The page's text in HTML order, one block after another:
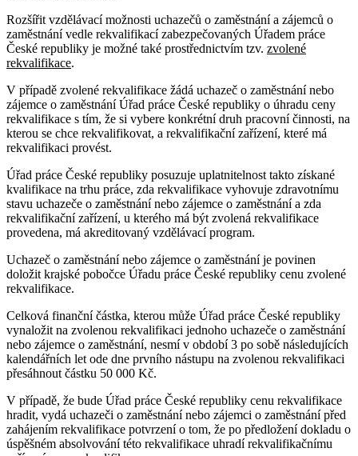
Rozšířit vzdělávací možnosti uchazečů o zaměstnání a zájemců o
zaměstnání vedle rekvalifikací zabezpečovaných Úřadem práce
České republiky je možné také prostřednictvím tzv. zvolené
rekvalifikace.
V případě zvolené rekvalifikace žádá uchazeč o zaměstnání nebo
zájemce o zaměstnání Úřad práce České republiky o úhradu ceny
rekvalifikace s tím, že si vybere konkrétní druh pracovní činnosti, na
kterou se chce rekvalifikovat, a rekvalifikační zařízení, které má
rekvalifikaci provést.
Úřad práce České republiky posuzuje uplatnitelnost takto získané
kvalifikace na trhu práce, zda rekvalifikace vyhovuje zdravotnímu
stavu uchazeče o zaměstnání nebo zájemce o zaměstnání a zda
rekvalifikační zařízení, u kterého má být zvolená rekvalifikace
provedena, má akreditovaný vzdělávací program.
Uchazeč o zaměstnání nebo zájemce o zaměstnání je povinen
doložit krajské pobočce Úřadu práce České republiky cenu zvolené
rekvalifikace.
Celková finanční částka, kterou může Úřad práce České republiky
vynaložit na zvolenou rekvalifikaci jednoho uchazeče o zaměstnání
nebo zájemce o zaměstnání, nesmí v období 3 po sobě následujících
kalendářních let ode dne prvního nástupu na zvolenou rekvalifikaci
přesáhnout částku 50 000 Kč.
V případě, že bude Úřad práce České republiky cenu rekvalifikace
hradit, vydá uchazeči o zaměstnání nebo zájemci o zaměstnání před
zahájením rekvalifikace potvrzení o tom, že po předložení dokladu o
úspěšném absolvování této rekvalifikace uhradí rekvalifikačnímu